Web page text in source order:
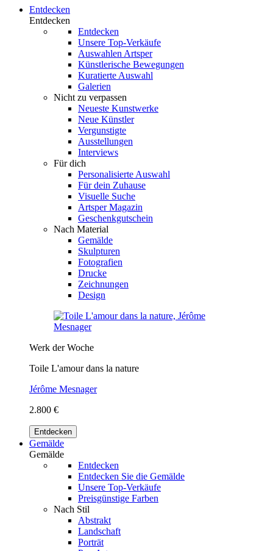
Entdecken
Entdecken
Entdecken
Unsere Top-Verkäufe
Auswahlen Artsper
Künstlerische Bewegungen
Kuratierte Auswahl
Galerien
Nicht zu verpassen
Neueste Kunstwerke
Neue Künstler
Vergunstigte
Ausstellungen
Interviews
Für dich
Personalisierte Auswahl
Für dein Zuhause
Visuelle Suche
Artsper Magazin
Geschenkgutschein
Nach Material
Gemälde
Skulpturen
Fotografien
Drucke
Zeichnungen
Design
Werk der Woche
Toile L'amour dans la nature
Jérôme Mesnager
2.800 €
Entdecken
Gemälde
Gemälde
Entdecken
Entdecken Sie die Gemälde
Unsere Top-Verkäufe
Preisgünstige Farben
Nach Stil
Abstrakt
Landschaft
Porträt